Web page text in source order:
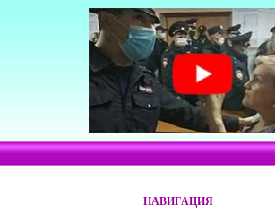
НАВИГАЦИЯ